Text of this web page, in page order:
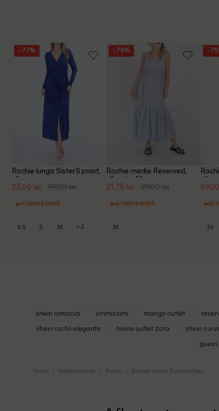
- 77%
Rochie lunga SisterS point,
albastru
23.06 lei 99.00 lei
ULTIMA ȘANSĂ
XS S M +2
- 78%
Rochie medie Reserved,
albastru, M
21.75 lei 99.00 lei
ULTIMA ȘANSĂ
M
-
36
shein romania intimissimi mango outlet
shein rochii elegante
haine outlet zara
shein
Femei Imbracaminte Rochii Rochie scurta Boohoo, bleu